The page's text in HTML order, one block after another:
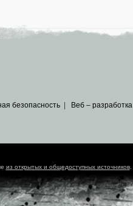
безопасность
Веб – разработка
из открытых и общедоступных источников.